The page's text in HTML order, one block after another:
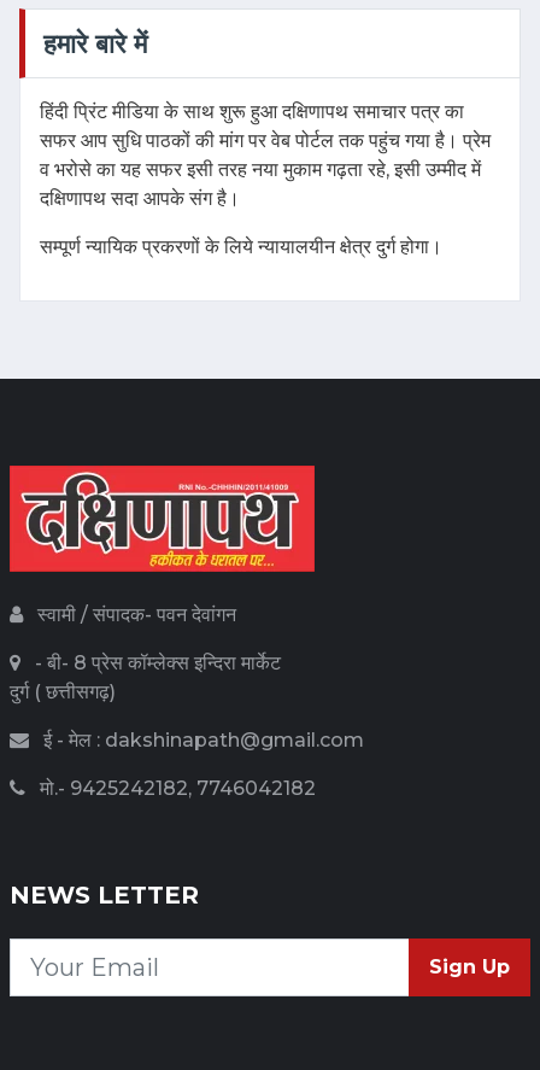
हमारे बारे में
हिंदी प्रिंट मीडिया के साथ शुरू हुआ दक्षिणापथ समाचार पत्र का
सफर आप सुधि पाठकों की मांग पर वेब पोर्टल तक पहुंच गया है। प्रेम
व भरोसे का यह सफर इसी तरह नया मुकाम गढ़ता रहे, इसी उम्मीद में
दक्षिणापथ सदा आपके संग है।
सम्पूर्ण न्यायिक प्रकरणों के लिये न्यायालयीन क्षेत्र दुर्ग होगा।
स्वामी / संपादक- पवन देवांगन
- बी- 8 प्रेस कॉम्लेक्स इन्दिरा मार्केट
दुर्ग ( छत्तीसगढ़)
ई - मेल : dakshinapath@gmail.com
मो.- 9425242182, 7746042182
NEWS LETTER
Sign Up